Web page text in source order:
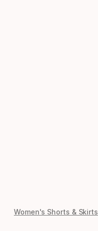
Women's Shorts & Skirts